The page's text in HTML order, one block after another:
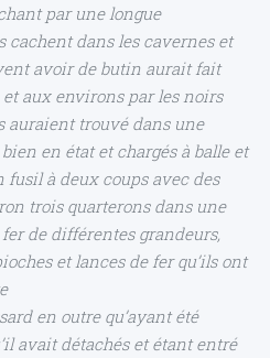
par une longue
cachent dans les cavernes et
avoir de butin aurait fait
aux environs par les noirs
auraient trouvé dans une
en état et chargés à balle et
fusil à deux coups avec des
trois quarterons dans une
de différentes grandeurs,
et lances de fer qu’ils ont
en outre qu’ayant été
avait détachés et étant entré